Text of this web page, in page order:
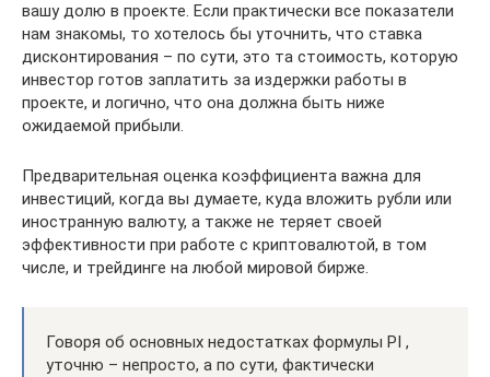
вашу долю в проекте. Если практически все показатели
нам знакомы, то хотелось бы уточнить, что ставка
дисконтирования – по сути, это та стоимость, которую
инвестор готов заплатить за издержки работы в
проекте, и логично, что она должна быть ниже
ожидаемой прибыли.
Предварительная оценка коэффициента важна для
инвестиций, когда вы думаете, куда вложить рубли или
иностранную валюту, а также не теряет своей
эффективности при работе с криптовалютой, в том
числе, и трейдинге на любой мировой бирже.
Говоря об основных недостатках формулы PI ,
уточню – непросто, а по сути, фактически